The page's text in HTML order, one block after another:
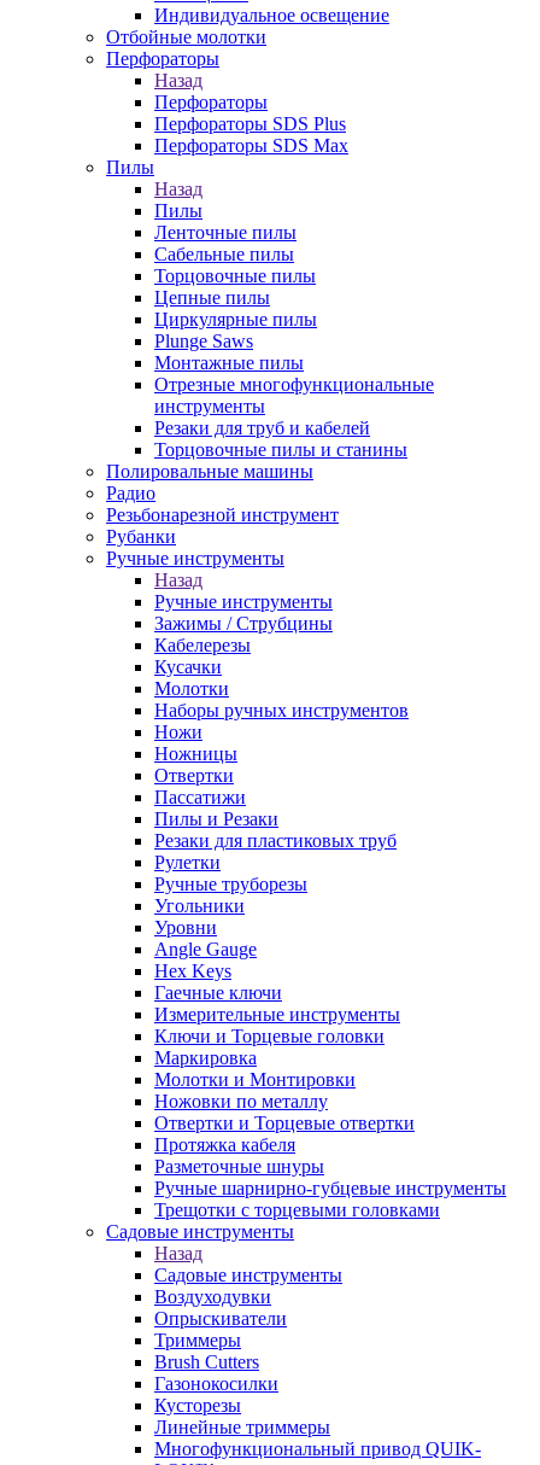
Индивидуальное освещение
Отбойные молотки
Перфораторы
Назад
Перфораторы
Перфораторы SDS Plus
Перфораторы SDS Max
Пилы
Назад
Пилы
Ленточные пилы
Сабельные пилы
Торцовочные пилы
Цепные пилы
Циркулярные пилы
Plunge Saws
Монтажные пилы
Отрезные многофункциональные
инструменты
Резаки для труб и кабелей
Торцовочные пилы и станины
Полировальные машины
Радио
Резьбонарезной инструмент
Рубанки
Ручные инструменты
Назад
Ручные инструменты
Зажимы / Струбцины
Кабелерезы
Кусачки
Молотки
Наборы ручных инструментов
Ножи
Ножницы
Отвертки
Пассатижи
Пилы и Резаки
Резаки для пластиковых труб
Рулетки
Ручные труборезы
Угольники
Уровни
Angle Gauge
Hex Keys
Гаечные ключи
Измерительные инструменты
Ключи и Торцевые головки
Маркировка
Молотки и Монтировки
Ножовки по металлу
Отвертки и Торцевые отвертки
Протяжка кабеля
Разметочные шнуры
Ручные шарнирно-губцевые инструменты
Трещотки с торцевыми головками
Садовые инструменты
Назад
Садовые инструменты
Воздуходувки
Опрыскиватели
Триммеры
Brush Cutters
Газонокосилки
Кусторезы
Линейные триммеры
Многофункциональный привод QUIK-